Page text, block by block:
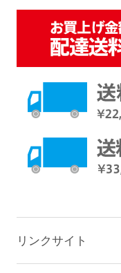
リンクサイト